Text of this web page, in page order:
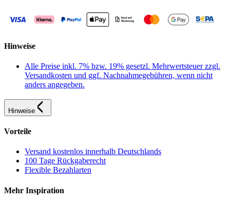
Hinweise
Alle Preise inkl. 7% bzw. 19% gesetzl. Mehrwertsteuer zzgl.
Versandkosten und ggf. Nachnahmegebühren, wenn nicht
anders angegeben.
Hinweise
Vorteile
Versand kostenlos innerhalb Deutschlands
100 Tage Rückgaberecht
Flexible Bezahlarten
Mehr Inspiration